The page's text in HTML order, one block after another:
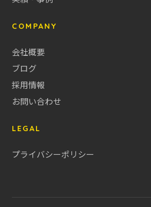
COMPANY
会社概要
ブログ
採用情報
お問い合わせ
LEGAL
プライバシーポリシー